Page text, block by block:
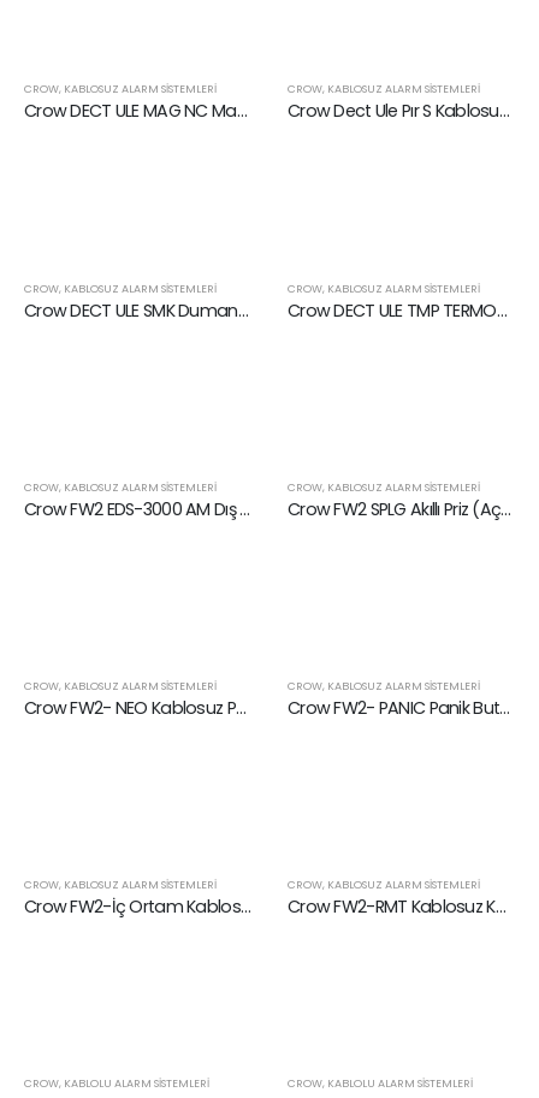
CROW, KABLOSUZ ALARM SISTEMLERI
Crow DECT ULE MAG NC Manyetik Kontak
CROW, KABLOSUZ ALARM SISTEMLERI
Crow Dect Ule Pır S Kablosuz Hareket Dedektörü
CROW, KABLOSUZ ALARM SISTEMLERI
Crow DECT ULE SMK Duman Dedektörü
CROW, KABLOSUZ ALARM SISTEMLERI
Crow DECT ULE TMP TERMOSTAT Sıcaklık Algılama Sensörü
CROW, KABLOSUZ ALARM SISTEMLERI
Crow FW2 EDS-3000 AM Dış Ortam Dedektörü
CROW, KABLOSUZ ALARM SISTEMLERI
Crow FW2 SPLG Akıllı Priz (Aç-Kapat)
CROW, KABLOSUZ ALARM SISTEMLERI
Crow FW2- NEO Kablosuz Pet PIR Dedektörü
CROW, KABLOSUZ ALARM SISTEMLERI
Crow FW2- PANIC Panik Butonu
CROW, KABLOSUZ ALARM SISTEMLERI
Crow FW2-İç Ortam Kablosuz Kameralı Pır Dedektör
CROW, KABLOSUZ ALARM SISTEMLERI
Crow FW2-RMT Kablosuz Kumanda
CROW, KABLOLU ALARM SISTEMLERI CROW, KABLOLU ALARM SISTEMLERI